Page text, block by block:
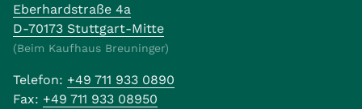
Eberhardstraße 4a
D-70173 Stuttgart-Mitte
(Beim Kaufhaus Breuninger)
Telefon: +49 711 933 0890
Fax: +49 711 933 08950